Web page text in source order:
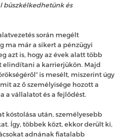
büszkélkedhetünk és
során megélt
ma már a sikert a pénzügyi
azt is, hogy az évek alatt több
a karrierjükön. Majd
is mesélt, miszerint úgy
az ő személyisége hozott a
a vállalatot és a fejlődést.
kóstolása után, személyesebb
Így, többek közt, ekkor derült ki,
adnának fiatalabb